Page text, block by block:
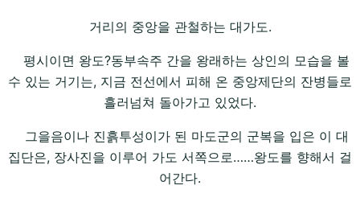
거리의 중앙을 관철하는 대가도.
평시이면 왕도?동부속주 간을 왕래하는 상인의 모습을 볼
수 있는 거기는, 지금 전선에서 피해 온 중앙제단의 잔병들로
흘러넘쳐 돌아가고 있었다.
그을음이나 진흙투성이가 된 마도군의 군복을 입은 이 대
집단은, 장사진을 이루어 가도 서쪽으로……왕도를 향해서 걸
어간다.